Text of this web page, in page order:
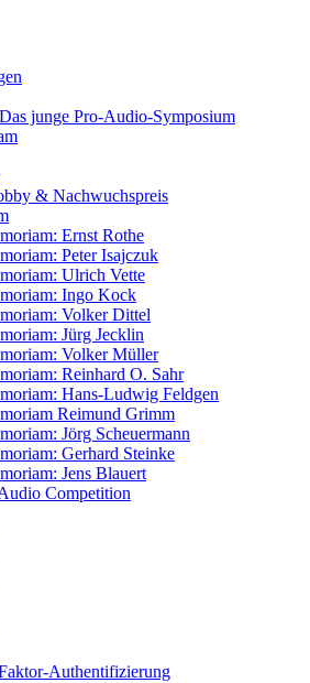
junge Pro-Audio-Symposium
& Nachwuchspreis
Ernst Rothe
Peter Isajczuk
Ulrich Vette
Ingo Kock
Volker Dittel
Jürg Jecklin
Volker Müller
Reinhard O. Sahr
Hans-Ludwig Feldgen
Reimund Grimm
Jörg Scheuermann
Gerhard Steinke
Jens Blauert
Competition
Authentifizierung